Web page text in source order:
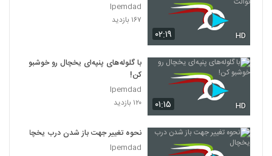
۰۲:۱۹ HD
Ipemdad
۱۶۷ بازدید
۰۱:۱۵ HD
با گلوله‌های پنپه‌ای یخچال رو خوشبو
کن!
Ipemdad
۱۲۰ بازدید
نحوه تغییر جهت باز شدن درب یخچال
Ipemdad